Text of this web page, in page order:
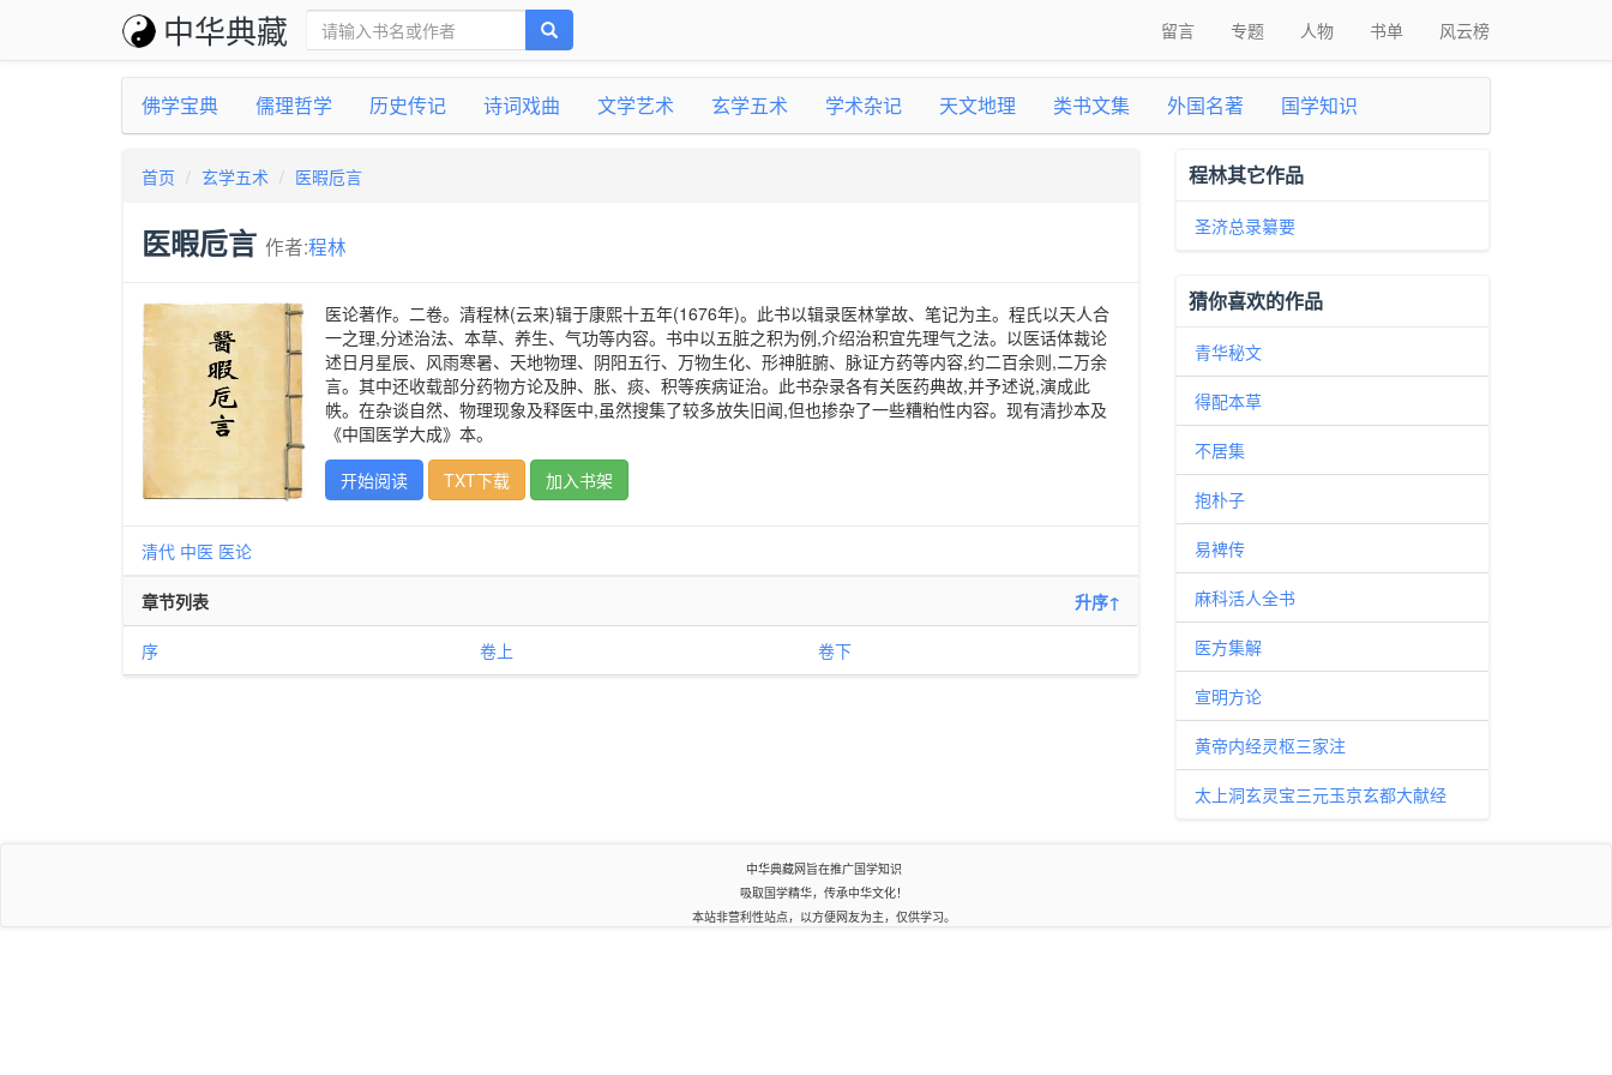
中华典藏 留言 专题 人物 书单 风云榜
佛学宝典 儒理哲学 历史传记 诗词戏曲 文学艺术 玄学五术 学术杂记 天文地理 类书文集 外国名著 国学知识
首页 玄学五术 医暇卮言
医暇卮言 作者:程林
医论著作。二卷。清程林(云来)辑于康熙十五年(1676年)。此书以辑录医林掌故、笔记为主。程氏以天人合
一之理,分述治法、本草、养生、气功等内容。书中以五脏之积为例,介绍治积宜先理气之法。以医话体裁论
述日月星辰、风雨寒暑、天地物理、阴阳五行、万物生化、形神脏腑、脉证方药等内容,约二百余则,二万余
言。其中还收载部分药物方论及肿、胀、痰、积等疾病证治。此书杂录各有关医药典故,并予述说,演成此
帙。在杂谈自然、物理现象及释医中,虽然搜集了较多放失旧闻,但也掺杂了一些糟粕性内容。现有清抄本及
《中国医学大成》本。
开始阅读
TXT下载 加入书架
清代 中医 医论
章节列表 升序↑
序 卷上 卷下
程林其它作品
圣济总录纂要
猜你喜欢的作品
青华秘文
得配本草
不居集
抱朴子
易裨传
麻科活人全书
医方集解
宣明方论
黄帝内经灵枢三家注
太上洞玄灵宝三元玉京玄都大献经
中华典藏网旨在推广国学知识
吸取国学精华，传承中华文化！
本站非营利性站点，以方便网友为主，仅供学习。